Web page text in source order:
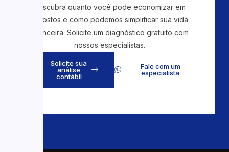
Descubra quanto você pode economizar em
impostos e como podemos simplificar sua vida
financeira. Solicite um diagnóstico gratuito com
nossos especialistas.
Solicite sua
análise
contábil
Fale com um
especialista